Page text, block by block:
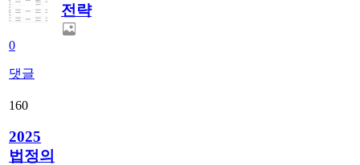
0
댓글
전략
160
2025
법정의